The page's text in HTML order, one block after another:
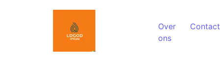
Over
ons
Contact